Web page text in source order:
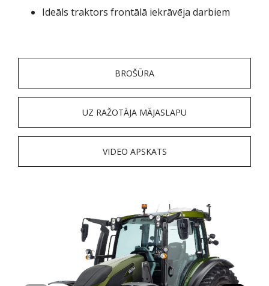
Ideāls traktors frontālā iekrāvēja darbiem
BROŠŪRA
UZ RAŽOTĀJA MĀJASLAPU
VIDEO APSKATS